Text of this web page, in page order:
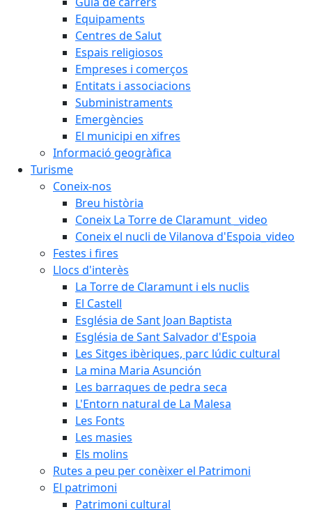
Equipaments
Centres de Salut
Espais religiosos
Empreses i comerços
Entitats i associacions
Subministraments
Emergències
El municipi en xifres
Informació geogràfica
Turisme
Coneix-nos
Breu història
Coneix La Torre de Claramunt _video
Coneix el nucli de Vilanova d'Espoia_video
Festes i fires
Llocs d'interès
La Torre de Claramunt i els nuclis
El Castell
Església de Sant Joan Baptista
Església de Sant Salvador d'Espoia
Les Sitges ibèriques, parc lúdic cultural
La mina Maria Asunción
Les barraques de pedra seca
L'Entorn natural de La Malesa
Les Fonts
Les masies
Els molins
Rutes a peu per conèixer el Patrimoni
El patrimoni
Patrimoni cultural